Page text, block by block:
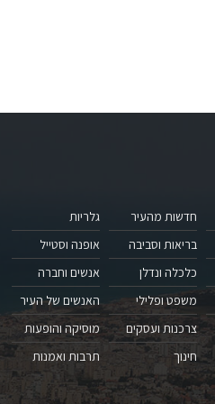
חדשות מהעיר
בריאות וסביבה
כלכלה ונדלן
משפט ופלילי
צרכנות ועסקים
חינוך
גלריות
אופנה וסטייל
אנשים וחברה
האנשים של העיר
מוסיקה והופעות
תרבות ואמנות